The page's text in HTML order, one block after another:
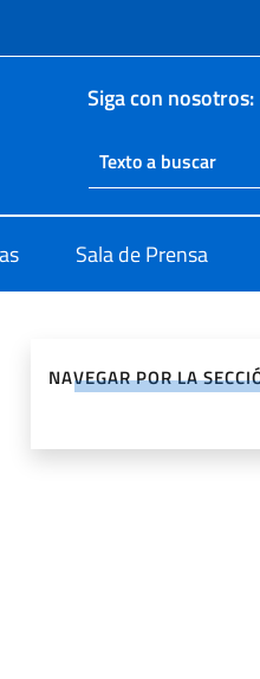
Siga con nosotros:
Ricerca
Buscar en el sitio
Sala de Prensa
NAVEGAR POR LA